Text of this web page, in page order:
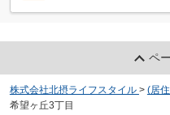
ペ
株式会社北摂ライフスタイル > (居
希望ヶ丘3丁目